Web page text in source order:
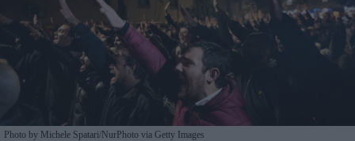
Photo by Michele Spatari/NurPhoto via Getty Images